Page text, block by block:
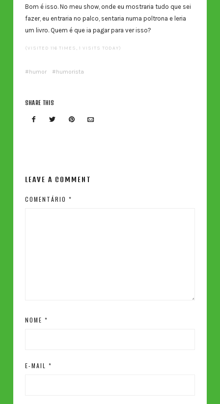
Bom é isso. No meu show, onde eu mostraria tudo que sei
fazer, eu entraria no palco, sentaria numa poltrona e leria
um livro. Quem é que ia pagar para ver isso?
(VISITED 116 TIMES, 1 VISITS TODAY)
humor humorista
SHARE THIS
LEAVE A COMMENT
COMENTÁRIO *
NOME *
E-MAIL *